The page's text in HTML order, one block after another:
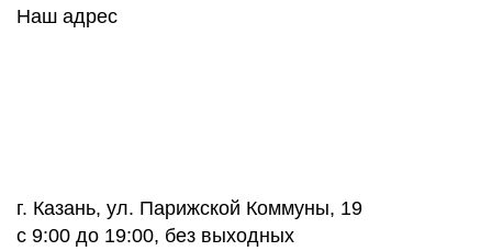
Наш адрес
г. Казань, ул. Парижской Коммуны, 19
с 9:00 до 19:00, без выходных